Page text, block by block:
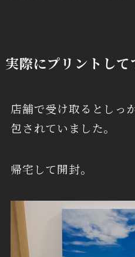
実際にプリントして
店舗で受け取るとしっ
包されていました。
帰宅して開封。